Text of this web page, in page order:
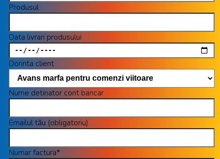
Produsul
Data livrari produsului
Dorinta client
Nume detinator cont bancar
Emailul tău (obligatoriu)
Numar factura*